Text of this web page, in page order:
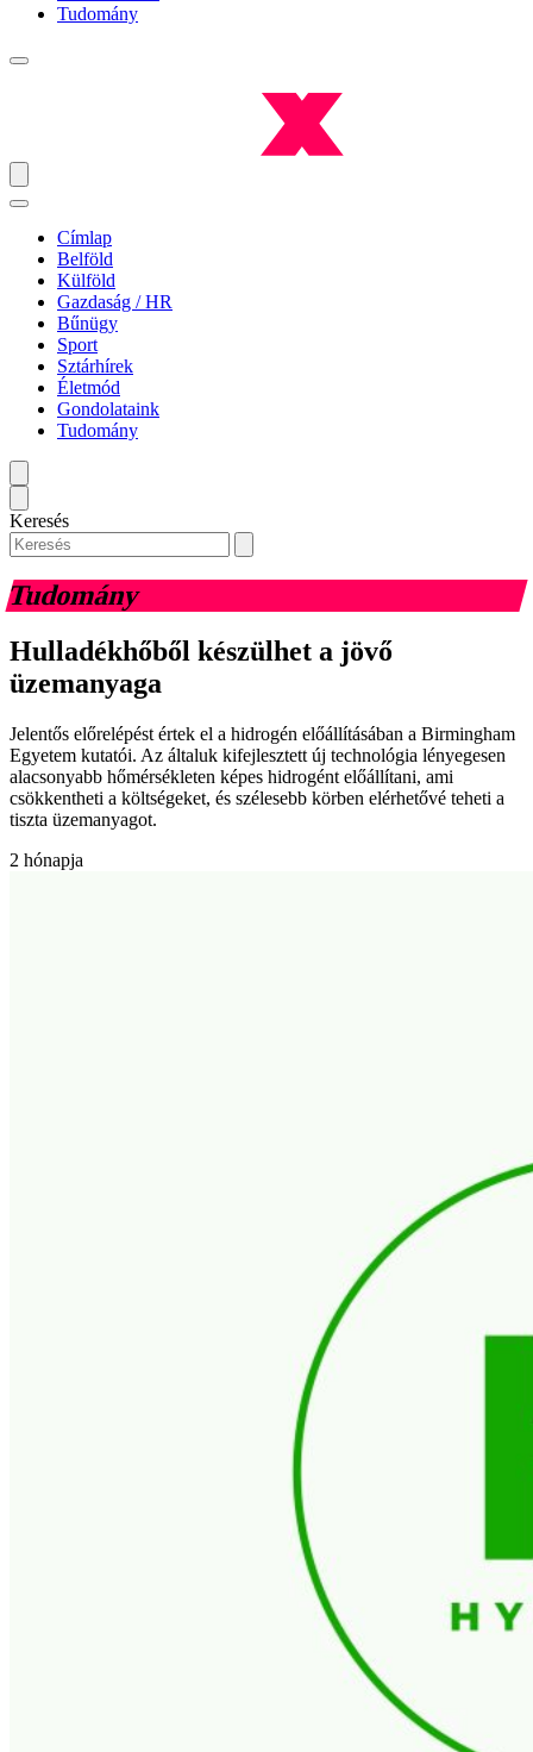
Tudomány
Címlap
Belföld
Külföld
Gazdaság / HR
Bűnügy
Sport
Sztárhírek
Életmód
Gondolataink
Tudomány
Keresés
Tudomány
Hulladékhőből készülhet a jövő
üzemanyaga
Jelentős előrelépést értek el a hidrogén előállításában a Birmingham
Egyetem kutatói. Az általuk kifejlesztett új technológia lényegesen
alacsonyabb hőmérsékleten képes hidrogént előállítani, ami
csökkentheti a költségeket, és szélesebb körben elérhetővé teheti a
tiszta üzemanyagot.
2 hónapja